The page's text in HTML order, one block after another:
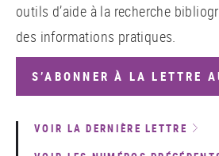
outils d’aide à la recherche
des informations pratiques.
S’ABONNER À LA LETTRE
VOIR LA DERNIÈRE LETTRE